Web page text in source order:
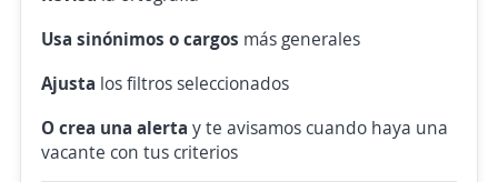
Usa sinónimos o cargos más generales
Ajusta los filtros seleccionados
O crea una alerta y te avisamos cuando haya una
vacante con tus criterios